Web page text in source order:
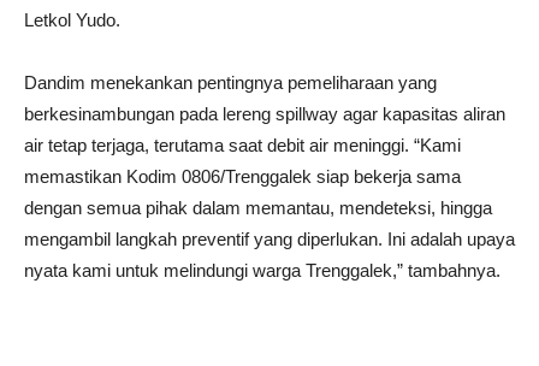
Letkol Yudo.
Dandim menekankan pentingnya pemeliharaan yang
berkesinambungan pada lereng spillway agar kapasitas aliran
air tetap terjaga, terutama saat debit air meninggi. “Kami
memastikan Kodim 0806/Trenggalek siap bekerja sama
dengan semua pihak dalam memantau, mendeteksi, hingga
mengambil langkah preventif yang diperlukan. Ini adalah upaya
nyata kami untuk melindungi warga Trenggalek,” tambahnya.